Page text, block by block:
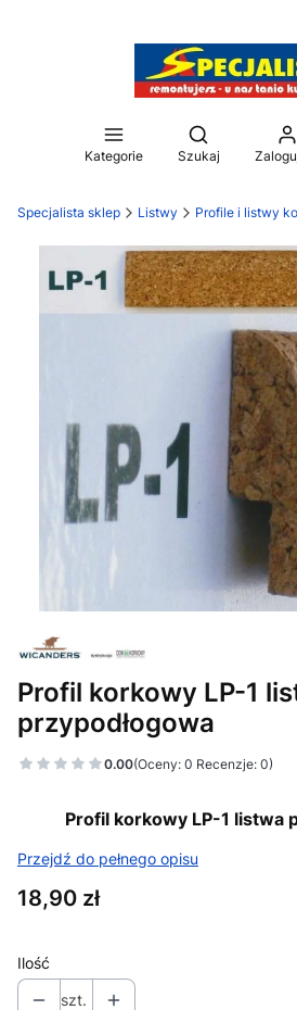
Kategorie
Otwórz
Szukaj
Specjalista sklep Listwy Profile i listwy
Profil korkowy LP-1
przypodłogowa
0.00(Oceny: 0 Recenzje: 0)
Profil korkowy LP-1 listwa
Przejdź do pełnego opisu
Cena
18,90 zł
Ilość
szt.